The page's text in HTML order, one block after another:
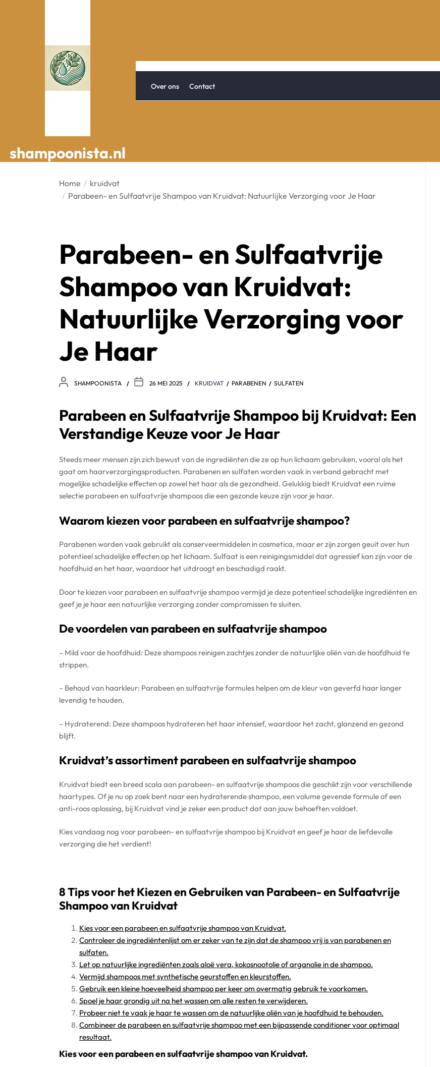
shampoonista.nl
shampoonista.nl
Over ons Contact
Home
kruidvat
Parabeen- en Sulfaatvrije Shampoo van Kruidvat: Natuurlijke Verzorging voor Je Haar
Parabeen- en Sulfaatvrije
Shampoo van Kruidvat:
Natuurlijke Verzorging voor
Je Haar
SHAMPOONISTA 26 MEI 2025 KRUIDVAT PARABENEN SULFATEN
Parabeen en Sulfaatvrije Shampoo bij Kruidvat: Een
Verstandige Keuze voor Je Haar
Steeds meer mensen zijn zich bewust van de ingrediënten die ze op hun lichaam gebruiken, vooral als het
gaat om haarverzorgingsproducten. Parabenen en sulfaten worden vaak in verband gebracht met
mogelijke schadelijke effecten op zowel het haar als de gezondheid. Gelukkig biedt Kruidvat een ruime
selectie parabeen en sulfaatvrije shampoos die een gezonde keuze zijn voor je haar.
Waarom kiezen voor parabeen en sulfaatvrije shampoo?
Parabenen worden vaak gebruikt als conserveermiddelen in cosmetica, maar er zijn zorgen geuit over hun
potentieel schadelijke effecten op het lichaam. Sulfaat is een reinigingsmiddel dat agressief kan zijn voor de
hoofdhuid en het haar, waardoor het uitdroogt en beschadigd raakt.
Door te kiezen voor parabeen en sulfaatvrije shampoo vermijd je deze potentieel schadelijke ingrediënten en
geef je je haar een natuurlijke verzorging zonder compromissen te sluiten.
De voordelen van parabeen en sulfaatvrije shampoo
– Mild voor de hoofdhuid: Deze shampoos reinigen zachtjes zonder de natuurlijke oliën van de hoofdhuid te
strippen.
– Behoud van haarkleur: Parabeen en sulfaatvrije formules helpen om de kleur van geverfd haar langer
levendig te houden.
– Hydraterend: Deze shampoos hydrateren het haar intensief, waardoor het zacht, glanzend en gezond
blijft.
Kruidvat’s assortiment parabeen en sulfaatvrije shampoo
Kruidvat biedt een breed scala aan parabeen- en sulfaatvrije shampoos die geschikt zijn voor verschillende
haartypes. Of je nu op zoek bent naar een hydraterende shampoo, een volume gevende formule of een
anti-roos oplossing, bij Kruidvat vind je zeker een product dat aan jouw behoeften voldoet.
Kies vandaag nog voor parabeen- en sulfaatvrije shampoo bij Kruidvat en geef je haar de liefdevolle
verzorging die het verdient!
8 Tips voor het Kiezen en Gebruiken van Parabeen- en Sulfaatvrije
Shampoo van Kruidvat
Kies voor een parabeen en sulfaatvrije shampoo van Kruidvat.
Controleer de ingrediëntenlijst om er zeker van te zijn dat de shampoo vrij is van parabenen en
sulfaten.
Let op natuurlijke ingrediënten zoals aloë vera, kokosnootolie of arganolie in de shampoo.
Vermijd shampoos met synthetische geurstoffen en kleurstoffen.
Gebruik een kleine hoeveelheid shampoo per keer om overmatig gebruik te voorkomen.
Spoel je haar grondig uit na het wassen om alle resten te verwijderen.
Probeer niet te vaak je haar te wassen om de natuurlijke oliën van je hoofdhuid te behouden.
Combineer de parabeen en sulfaatvrije shampoo met een bijpassende conditioner voor optimaal
resultaat.
Kies voor een parabeen en sulfaatvrije shampoo van Kruidvat.